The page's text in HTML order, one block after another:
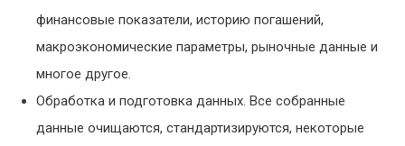
финансовые показатели, историю погашений,
макроэкономические параметры, рыночные данные и
многое другое.
Обработка и подготовка данных. Все собранные
данные очищаются, стандартизируются, некоторые